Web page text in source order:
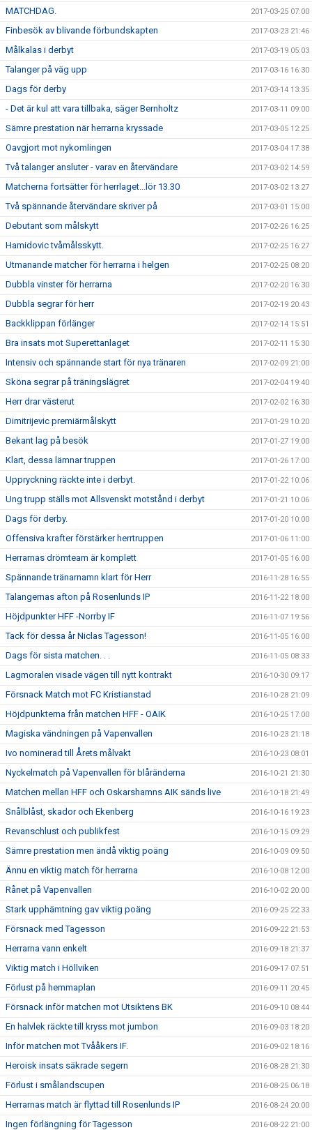
MATCHDAG. 2017-03-25 07:00
Finbesök av blivande förbundskapten 2017-03-23 21:46
Målkalas i derbyt 2017-03-19 05:03
Talanger på väg upp 2017-03-16 16:30
Dags för derby 2017-03-14 13:35
- Det är kul att vara tillbaka, säger Bernholtz 2017-03-11 09:00
Sämre prestation när herrarna kryssade 2017-03-05 12:25
Oavgjort mot nykomlingen 2017-03-04 17:38
Två talanger ansluter - varav en återvändare 2017-03-02 14:59
Matcherna fortsätter för herrlaget...lör 13.30 2017-03-02 13:27
Två spännande återvändare skriver på 2017-03-01 15:00
Debutant som målskytt 2017-02-26 16:25
Hamidovic tvåmålsskytt. 2017-02-25 16:27
Utmanande matcher för herrarna i helgen 2017-02-25 08:20
Dubbla vinster för herrarna 2017-02-20 16:30
Dubbla segrar för herr 2017-02-19 20:43
Backklippan förlänger 2017-02-14 15:51
Bra insats mot Superettanlaget 2017-02-11 15:30
Intensiv och spännande start för nya tränaren 2017-02-09 21:00
Sköna segrar på träningslägret 2017-02-04 19:40
Herr drar västerut 2017-02-02 16:30
Dimitrijevic premiärmålskytt 2017-01-29 10:20
Bekant lag på besök 2017-01-27 19:00
Klart, dessa lämnar truppen 2017-01-26 17:00
Uppryckning räckte inte i derbyt. 2017-01-22 10:06
Ung trupp ställs mot Allsvenskt motstånd i derbyt 2017-01-21 10:06
Dags för derby. 2017-01-20 10:00
Offensiva krafter förstärker herrtruppen 2017-01-06 11:00
Herrarnas drömteam är komplett 2017-01-05 16:00
Spännande tränarnamn klart för Herr 2016-11-28 16:55
Talangernas afton på Rosenlunds IP 2016-11-22 18:00
Höjdpunkter HFF -Norrby IF 2016-11-07 19:56
Tack för dessa år Niclas Tagesson! 2016-11-05 16:00
Dags för sista matchen. . . 2016-11-05 08:33
Lagmoralen visade vägen till nytt kontrakt 2016-10-30 09:17
Försnack Match mot FC Kristianstad 2016-10-28 21:09
Höjdpunkterna från matchen HFF - OAIK 2016-10-25 17:00
Magiska vändningen på Vapenvallen 2016-10-23 21:18
Ivo nominerad till Årets målvakt 2016-10-23 08:01
Nyckelmatch på Vapenvallen för blåränderna 2016-10-21 21:30
Matchen mellan HFF och Oskarshamns AIK sänds live 2016-10-18 21:49
Snålblåst, skador och Ekenberg 2016-10-16 19:23
Revanschlust och publikfest 2016-10-15 09:29
Sämre prestation men ändå viktig poäng 2016-10-09 09:50
Ännu en viktig match för herrarna 2016-10-08 12:00
Rånet på Vapenvallen 2016-10-02 20:00
Stark upphämtning gav viktig poäng 2016-09-25 22:33
Försnack med Tagesson 2016-09-22 21:53
Herrarna vann enkelt 2016-09-18 21:37
Viktig match i Höllviken 2016-09-17 07:51
Förlust på hemmaplan 2016-09-11 20:45
Försnack inför matchen mot Utsiktens BK 2016-09-10 08:44
En halvlek räckte till kryss mot jumbon 2016-09-03 18:20
Inför matchen mot Tvååkers IF. 2016-09-02 18:16
Heroisk insats säkrade segern 2016-08-28 21:30
Förlust i smålandscupen 2016-08-25 06:18
Herrarnas match är flyttad till Rosenlunds IP 2016-08-24 20:00
Ingen förlängning för Tagesson 2016-08-22 21:00